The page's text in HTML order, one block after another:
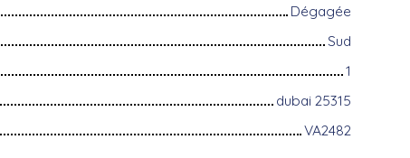
Dégagée
Sud
1
dubai 25315
VA2482